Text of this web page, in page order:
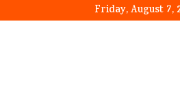
Friday, August 7,